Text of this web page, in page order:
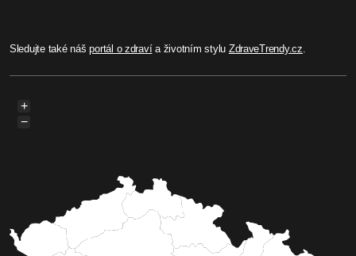
Sledujte také nášportál o zdravía životním stylu ZdraveTrendy.cz
+
−